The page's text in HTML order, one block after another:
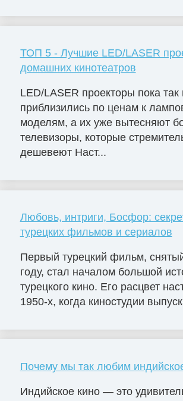
ТОП 5 - Лучшие LED/LASER
домашних кинотеатров
LED/LASER проекторы пока так
приблизились по ценам к
моделям, а их уже вытесняют
телевизоры, которые
дешевеют Наст...
Любовь, интриги, Босфор:
турецких фильмов и сериалов
Первый турецкий фильм,
году, стал началом большой
турецкого кино. Его расцвет
1950-х, когда киностудии
Почему мы так любим
Индийское кино — это